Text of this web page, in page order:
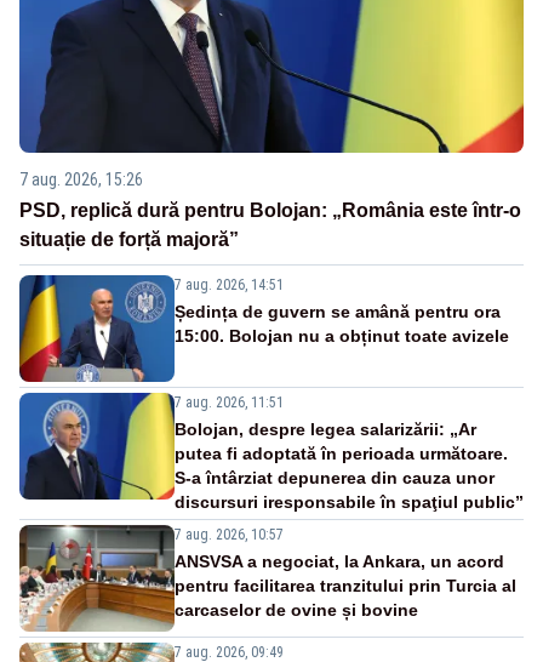
7 aug. 2026, 15:26
PSD, replică dură pentru Bolojan: „România este într-o
situație de forță majoră”
7 aug. 2026, 14:51
Ședința de guvern se amână pentru ora
15:00. Bolojan nu a obținut toate avizele
7 aug. 2026, 11:51
Bolojan, despre legea salarizării: „Ar
putea fi adoptată în perioada următoare.
S-a întârziat depunerea din cauza unor
discursuri iresponsabile în spaţiul public”
7 aug. 2026, 10:57
ANSVSA a negociat, la Ankara, un acord
pentru facilitarea tranzitului prin Turcia al
carcaselor de ovine și bovine
7 aug. 2026, 09:49